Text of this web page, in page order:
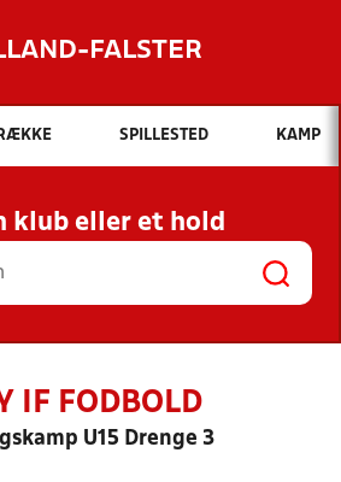
FALSTER
Hvad vil du søge efter?
INDHOLD OG NYHEDER
KLUBBER OG
HOLD
RÆKKE SPILLESTED KAMP
klub eller et hold
IF FODBOLD
U15 Drenge 3